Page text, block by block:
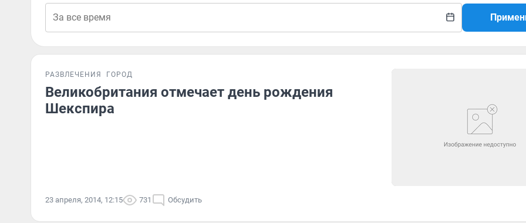
РАЗВЛЕЧЕНИЯ ГОРОД
Великобритания отмечает день рождения
Шекспира
23 апреля, 2014, 12:15 731 Обсудить